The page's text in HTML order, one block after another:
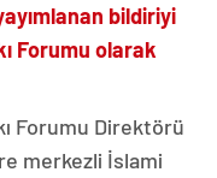
bildiriyi
Forumu olarak
Forumu Direktörü
merkezli İslami